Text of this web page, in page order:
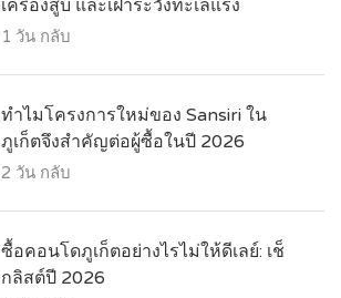
เครื่องสูบ และเฝ้าระวังทะเลแรง
1 วัน กลับ
ทำไมโครงการใหม่ของ Sansiri ใน
ภูเก็ตจึงสำคัญต่อผู้ซื้อในปี 2026
2 วัน กลับ
ซื้อคอนโดภูเก็ตอย่างไรไม่ให้ดีเลย์: เช็
กลิสต์ปี 2026